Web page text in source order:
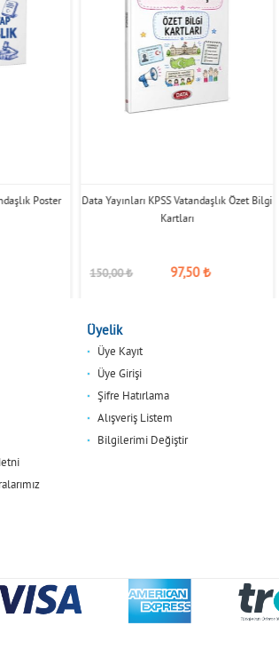
Poster
Data Yayınları KPSS Vatandaşlık Özet Bilgi
Kartları
150,00₺ 97,50₺
Üyelik
Üye Kayıt
Üye Girişi
Şifre Hatırlama
Alışveriş Listem
Bilgilerimi Değiştir